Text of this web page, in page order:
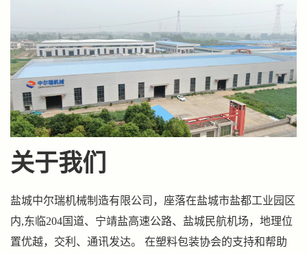
家 >>
关于我们
盐城中尔瑞机械制造有限公司，座落在盐城市盐都工业园区
内,东临204国道、宁靖盐高速公路、盐城民航机场，地理位
置优越，交利、通讯发达。 在塑料包装协会的支持和帮助